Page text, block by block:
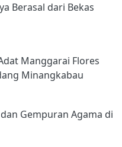
Berasal dari Bekas
Manggarai Flores
Minangkabau
Gempuran Agama di